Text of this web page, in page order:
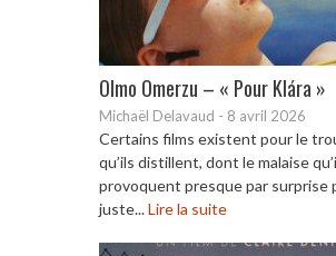
Olmo Omerzu – « Pour Klára »
Michaël Delavaud - 8 avril 2026
Certains films existent pour le
qu’ils distillent, dont le malaise
provoquent presque par surprise
juste...Lire la suite